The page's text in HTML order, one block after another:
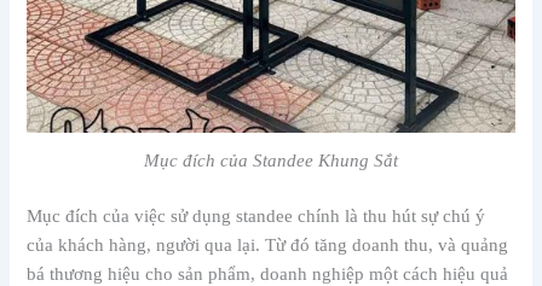
Mục đích của Standee Khung Sắt
Mục đích của việc sử dụng standee chính là thu hút sự chú ý
của khách hàng, người qua lại. Từ đó tăng doanh thu, và quảng
bá thương hiệu cho sản phẩm, doanh nghiệp một cách hiệu quả